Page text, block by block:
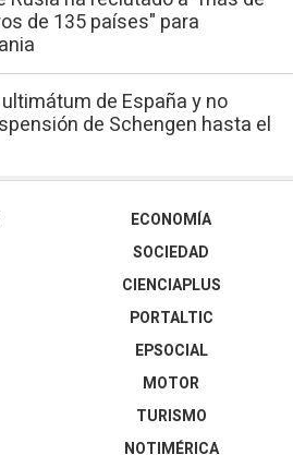
de 135 países" para
de España y no
de Schengen hasta el
ECONOMÍA
SOCIEDAD
CIENCIAPLUS
PORTALTIC
EPSOCIAL
MOTOR
TURISMO
NOTIMÉRICA